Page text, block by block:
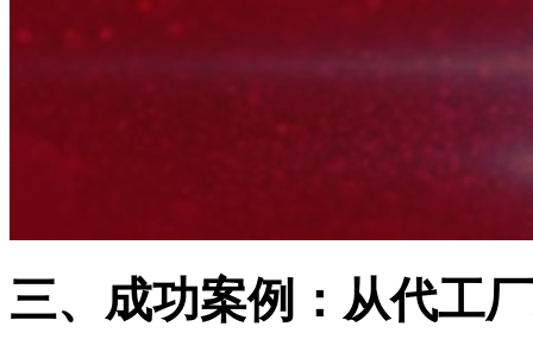
三、成功案例：从代工